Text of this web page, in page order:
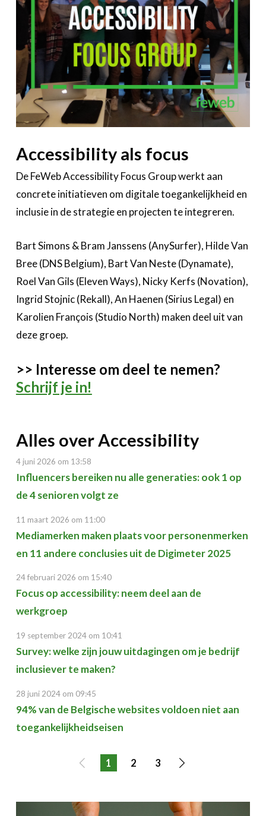
Accessibility als focus
De FeWeb Accessibility Focus Group werkt aan
concrete initiatieven om digitale toegankelijkheid en
inclusie in de strategie en projecten te integreren.
Bart Simons & Bram Janssens (AnySurfer), Hilde Van
Bree (DNS Belgium), Bart Van Neste (Dynamate),
Roel Van Gils (Eleven Ways), Nicky Kerfs (Novation),
Ingrid Stojnic (Rekall), An Haenen (Sirius Legal) en
Karolien François (Studio North) maken deel uit van
deze groep.
>> Interesse om deel te nemen?
Schrijf je in!
Alles over Accessibility
4 juni 2026 om 13:58
Influencers bereiken nu alle generaties: ook 1 op
de 4 senioren volgt ze
11 maart 2026 om 11:00
Mediamerken maken plaats voor personenmerken
en 11 andere conclusies uit de Digimeter 2025
24 februari 2026 om 15:40
Focus op accessibility: neem deel aan de
werkgroep
19 september 2024 om 10:41
Survey: welke zijn jouw uitdagingen om je bedrijf
inclusiever te maken?
28 juni 2024 om 09:45
94% van de Belgische websites voldoen niet aan
toegankelijkheidseisen
Vorige
pagina
1 2 3
Volgende